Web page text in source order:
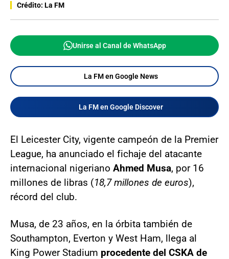
Crédito: La FM
Unirse al Canal de WhatsApp
La FM en Google News
La FM en Google Discover
El Leicester City, vigente campeón de la Premier
League, ha anunciado el fichaje del atacante
internacional nigeriano Ahmed Musa, por 16
millones de libras (18,7 millones de euros),
récord del club.
Musa, de 23 años, en la órbita también de
Southampton, Everton y West Ham, llega al
King Power Stadium procedente del CSKA de